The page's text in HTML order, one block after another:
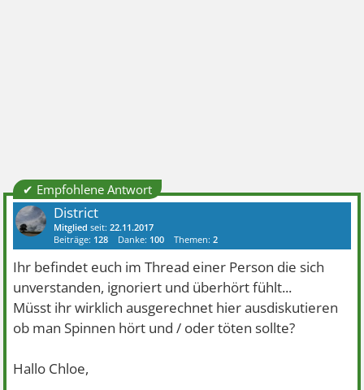
✔ Empfohlene Antwort
District
Mitglied seit:22.11.2017
Beiträge: 128 Danke: 100 Themen:2
Ihr befindet euch im Thread einer Person die sich
unverstanden, ignoriert und überhört fühlt...
Müsst ihr wirklich ausgerechnet hier ausdiskutieren
ob man Spinnen hört und / oder töten sollte?
Hallo Chloe,